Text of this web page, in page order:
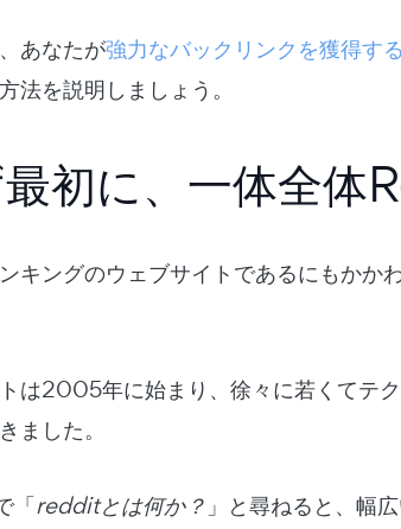
あなたが強力なバックリンクを獲得する
法を説明しましょう。
初に、一体全体
キングのウェブサイトであるにもかか
は2005年に始まり、徐々に若くてテ
ました。
「redditとは何か？ 」と尋ねると、幅